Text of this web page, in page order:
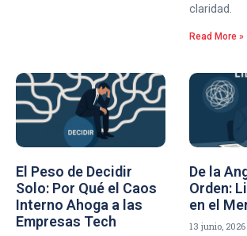
claridad.
Read More »
El Peso de Decidir
Solo: Por Qué el Caos
Interno Ahoga a las
Empresas Tech
De la
Orden:
en el
13 junio, 2026